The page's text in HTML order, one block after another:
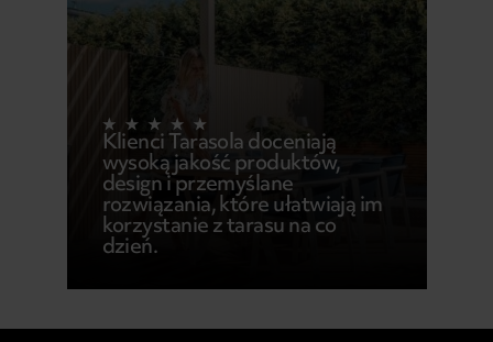
Klienci Tarasola doceniają
wysoką jakość produktów,
design i przemyślane
rozwiązania, które ułatwiają im
korzystanie z tarasu na co
dzień.